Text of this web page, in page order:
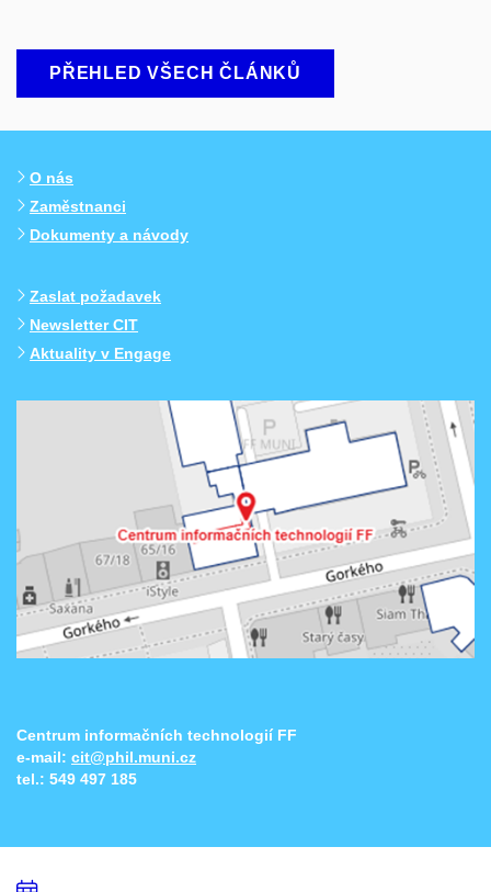
PŘEHLED VŠECH ČLÁNKŮ
O nás
Zaměstnanci
Dokumenty a návody
Zaslat požadavek
Newsletter CIT
Aktuality v Engage
Centrum informačních technologií FF
e-mail: cit@phil.muni.cz
tel.: 549 497 185